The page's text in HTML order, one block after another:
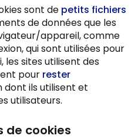
sont de petits fichiers
de données que les
appareil, comme
qui sont utilisées pour
les sites utilisent des
pour rester
dont ils utilisent et
utilisateurs.
de cookies